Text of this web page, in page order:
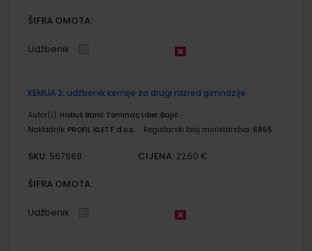
ŠIFRA OMOTA:
Udžbenik
KEMIJA 2; udžbenik kemije za drugi razred gimnazije
Autor(i): Habuš Barić Tominac Liber Bajić
Nakladnik: PROFIL KLETT d.o.o. Registarski broj ministarstva: 6865
SKU: 567668 CIJENA: 22,50 €
ŠIFRA OMOTA:
Udžbenik